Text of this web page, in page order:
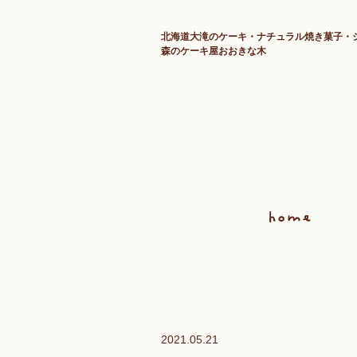
北海道大滝のケーキ・ナチュラル焼き菓子・
森のケーキ屋おおきな木
2021.05.21